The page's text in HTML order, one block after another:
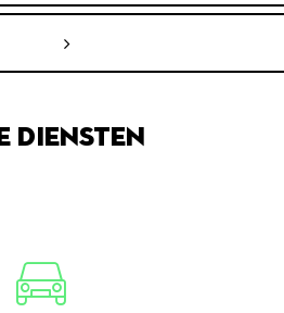
diensten